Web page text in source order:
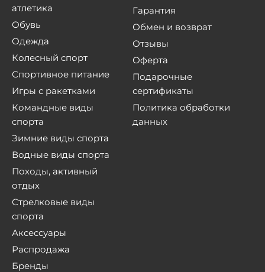
атлетика
Обувь
Одежда
Колесный спорт
Спортивное питание
Игры с ракетками
Командные виды
спорта
Зимние виды спорта
Водные виды спорта
Походы, активный
отдых
Стрелковые виды
спорта
Аксессуары
Распродажа
Бренды
Гарантия
Обмен и возврат
Отзывы
Оферта
Подарочные
сертификаты
Политика обработки
данных